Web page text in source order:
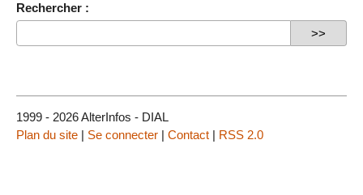
Rechercher :
1999 - 2026 AlterInfos - DIAL
Plan du site | Se connecter | Contact | RSS 2.0